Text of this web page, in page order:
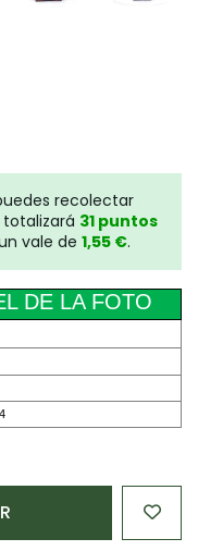
recolectar
totalizará 31 puntos
vale de 1,55 €.
DE LA FOTO